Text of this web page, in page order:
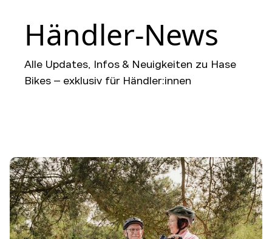
Händler-News
Alle Updates, Infos & Neuigkeiten zu Hase
Bikes – exklusiv für Händler:innen